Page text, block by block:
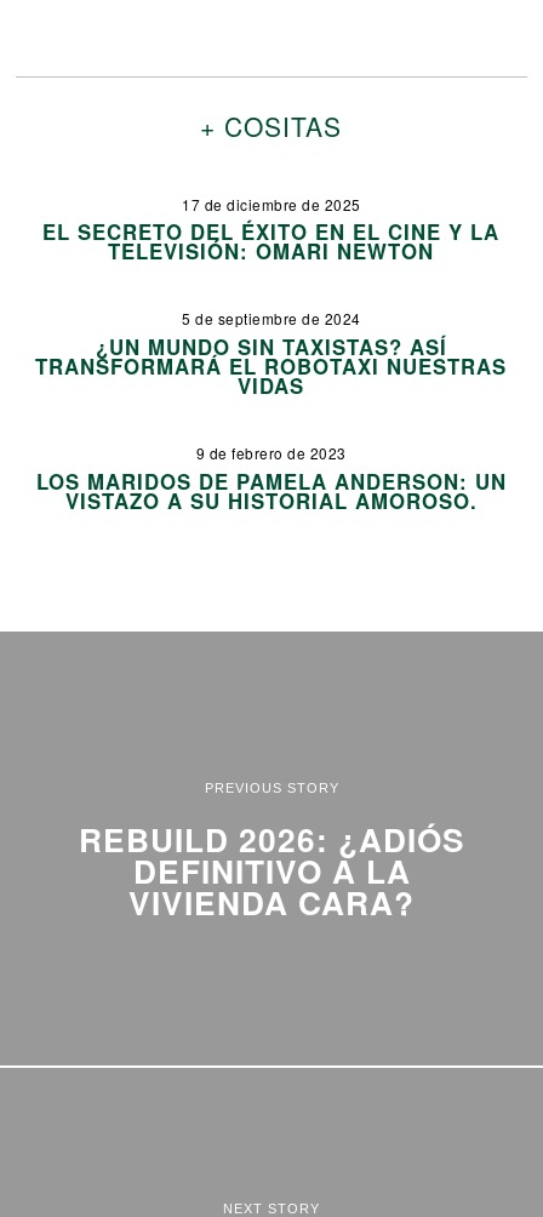
+ COSITAS
17 de diciembre de 2025
EL SECRETO DEL ÉXITO EN EL CINE Y LA
TELEVISIÓN: OMARI NEWTON
5 de septiembre de 2024
¿UN MUNDO SIN TAXISTAS? ASÍ
TRANSFORMARÁ EL ROBOTAXI NUESTRAS
VIDAS
9 de febrero de 2023
LOS MARIDOS DE PAMELA ANDERSON: UN
VISTAZO A SU HISTORIAL AMOROSO.
PREVIOUS STORY
REBUILD 2026: ¿ADIÓS
DEFINITIVO A LA
VIVIENDA CARA?
NEXT STORY